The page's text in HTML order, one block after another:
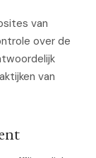
van
over de
van